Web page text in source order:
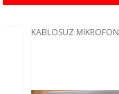
KABLOSUZ MİKROFONLAR